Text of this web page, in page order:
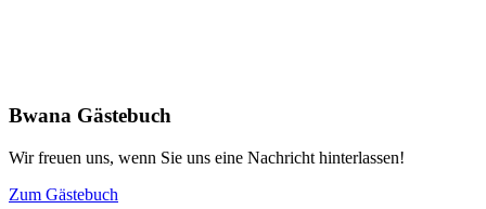
Bwana Gästebuch
Wir freuen uns, wenn Sie uns eine Nachricht hinterlassen!
Zum Gästebuch